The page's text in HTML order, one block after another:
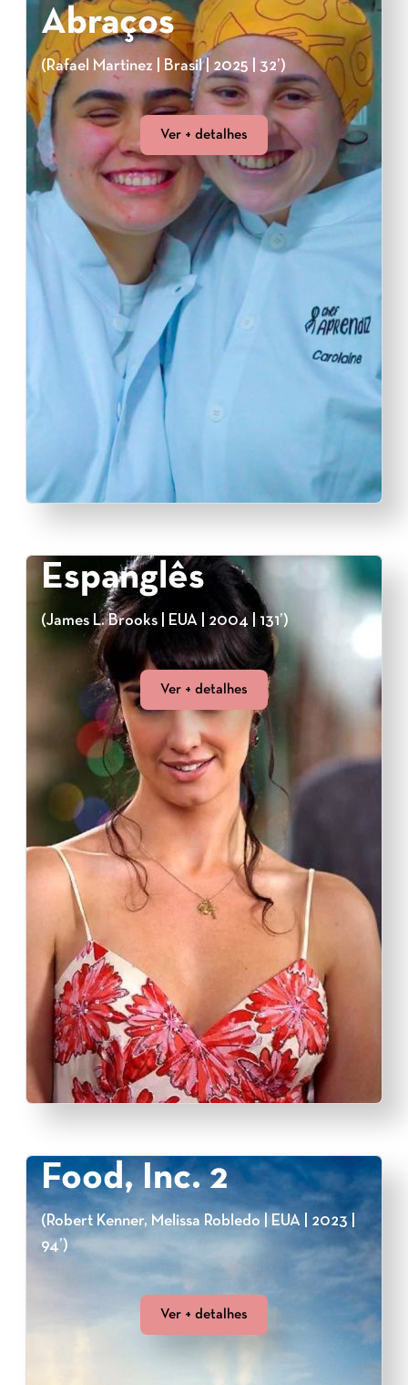
Abraços
(Rafael Martinez | Brasil | 2025 | 32’)
Ver + detalhes
Espanglês
(James L. Brooks | EUA | 2004 | 131’)
Ver + detalhes
Food, Inc. 2
(Robert Kenner, Melissa Robledo | EUA | 2023 |
94’)
Ver + detalhes